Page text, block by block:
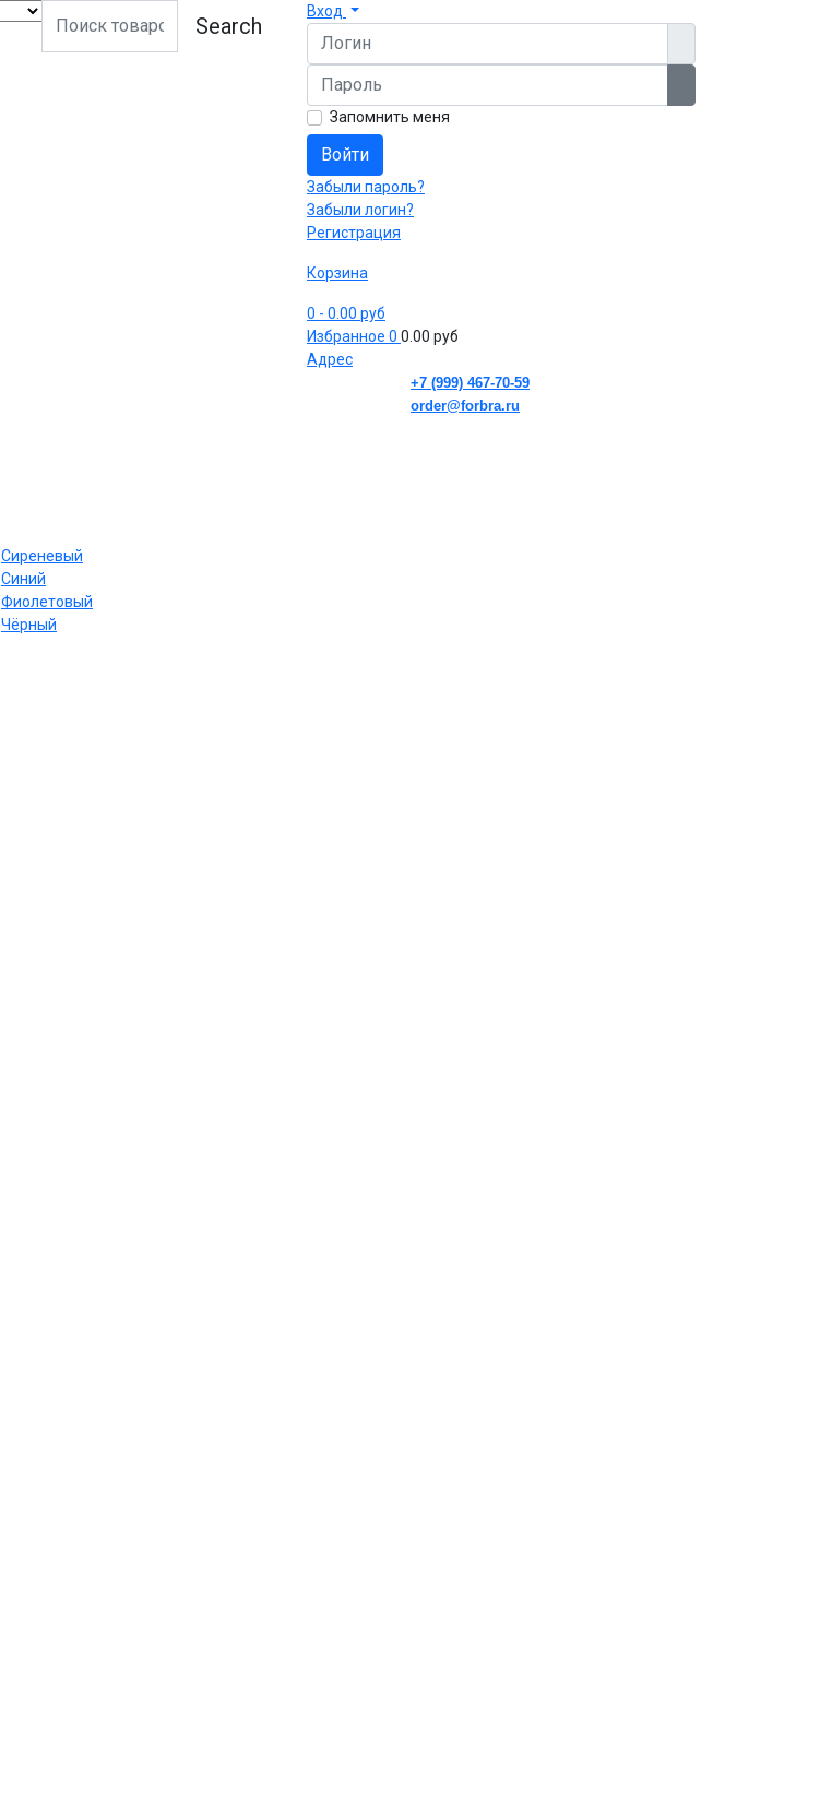
Search
Вход
Логин
Пароль
Запомнить меня
Войти
Забыли пароль?
Забыли логин?
Регистрация
Корзина
0 - 0.00 руб
Избранное 0 0.00 руб
Адрес
Сиреневый
Cиний
Фиолетовый
Чёрный
+7 (999) 467-70-59
order@forbra.ru